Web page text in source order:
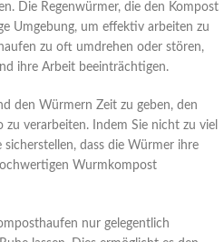
Die Regenwürmer, die den Kompost
Umgebung, um effektiv arbeiten zu
zu oft umdrehen oder stören,
ihre Arbeit beeinträchtigen.
den Würmern Zeit zu geben, den
zu verarbeiten. Indem Sie nicht zu viel
dass die Würmer ihre
Wurmkompost
nur gelegentlich